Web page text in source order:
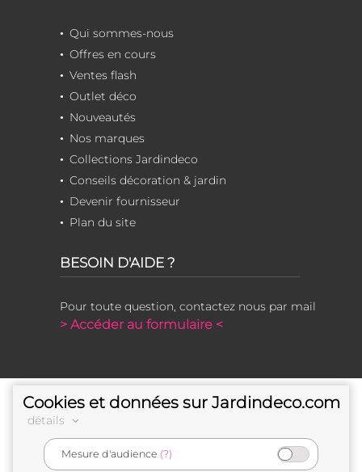
Qui sommes-nous
Offres en cours
Ventes flash
Outlet déco
Nouveautés
Nos marques
Collections Jardindeco
Conseils décoration & jardin
Devenir fournisseur
Plan du site
BESOIN D'AIDE ?
Pour toute question, contactez nous par mail
> Accéder au formulaire <
Cookies et données sur Jardindeco.com
détails
Mesure d'audience (?)